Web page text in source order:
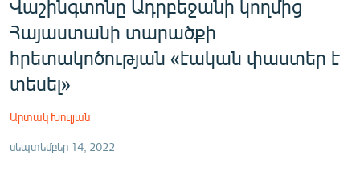
բովանդակությանը
Անցնել
հիմնական
մենյուին
Որոնում
ՀԱՅԱՍՏԱՆ
ՔԱՂԱՔԱԿԱՆ
ԸՆՏՐՈՒԹՅՈՒՆՆԵՐ 2026
Վաշինգտոնը Ադրբեջանի կողմից
Հայաստանի տարածքի
հրետակոծության «էական փաստեր է
տեսել»
Արտակ Խուլյան
սեպտեմբեր 14, 2022